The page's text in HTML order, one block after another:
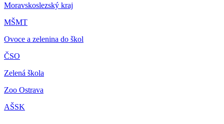
Moravskoslezský kraj
MŠMT
Ovoce a zelenina do škol
ČSO
Zelená škola
Zoo Ostrava
AŠSK